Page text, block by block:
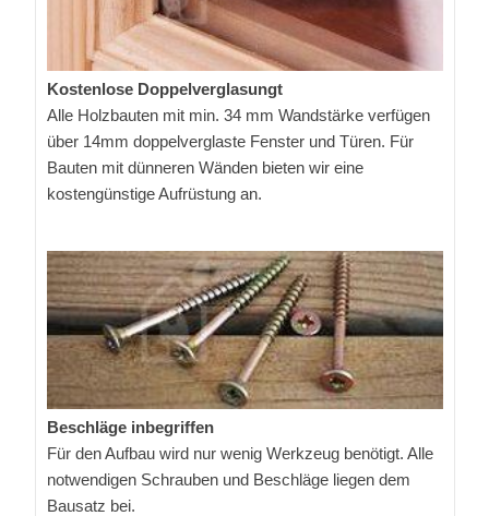
Kostenlose Doppelverglasungt
Alle Holzbauten mit min. 34 mm Wandstärke verfügen
über 14mm doppelverglaste Fenster und Türen. Für
Bauten mit dünneren Wänden bieten wir eine
kostengünstige Aufrüstung an.
Beschläge inbegriffen
Für den Aufbau wird nur wenig Werkzeug benötigt. Alle
notwendigen Schrauben und Beschläge liegen dem
Bausatz bei.